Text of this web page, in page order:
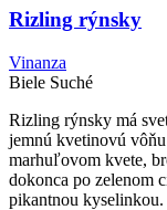
Rizling rýnsky
Vinanza
Biele Suché
Rizling rýnsky má
jemnú kvetinovú
marhuľovom kvete,
dokonca po zelenom
pikantnou